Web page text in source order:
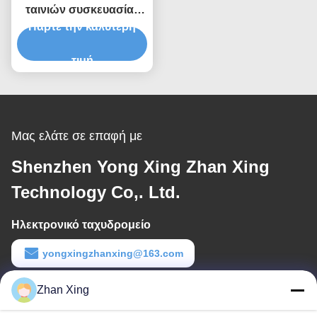
ταινιών συσκευασίας
PP.4-1.2mm
Πάρτε την καλύτερη
τιμή
Μας ελάτε σε επαφή με
Shenzhen Yong Xing Zhan Xing
Technology Co,. Ltd.
Ηλεκτρονικό ταχυδρομείο
yongxingzhanxing@163.com
Εργασιακό χρόνο
8:00-20:00
Zhan Xing